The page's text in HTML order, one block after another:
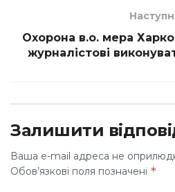
Охорона в.о. мера
журналістові
Залишити
Ваша e-mail адреса не
Обов’язкові поля позначені *